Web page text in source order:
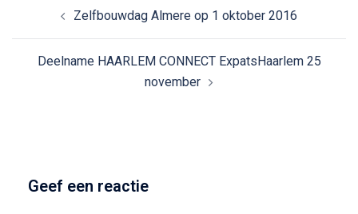
navigatieZelfbouwdag Almere op 1 oktober 2016
Deelname HAARLEM CONNECT ExpatsHaarlem 25
november
Geef een reactie